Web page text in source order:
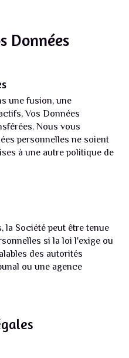
Données
une fusion, une
Vos Données
Nous vous
personnelles ne soient
à une autre politique de
Société peut être tenue
si la loi l'exige ou
des autorités
ou une agence